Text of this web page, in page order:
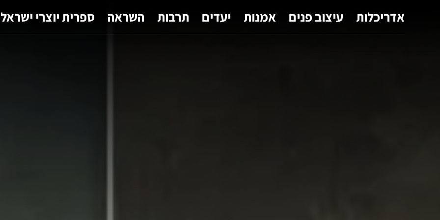
אדריכלות עיצוב פנים אמנות יעדים תרבות השראה ספרית יוצרי ישראל